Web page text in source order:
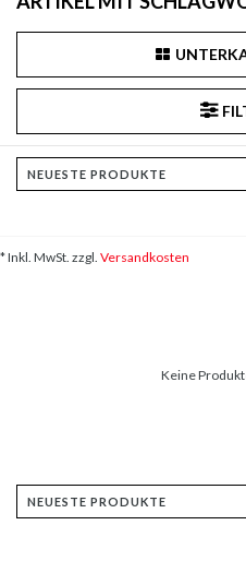
* Inkl. MwSt. zzgl. Versandkosten
Keine